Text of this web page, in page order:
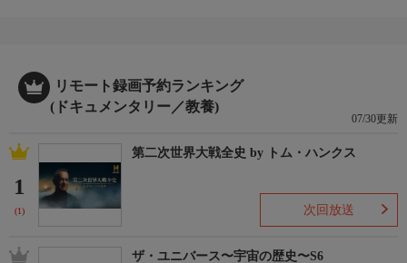
そんな時には他のドクターの力を借りる。顎が腫れた猫がやって
来るがその原因がどうしても分からない。ドクター・ニコールや
ドクター・リサも交えて診察するが、謎は解けるのか。一方脚に
痛みがあるアテネは装具を作ることになる。
リモート録画予約ランキング
(ドキュメンタリー／教養)
07/30更新
1
(1)
第二次世界大戦全史 by トム・ハンクス
次回放送
ザ・ユニバース〜宇宙の歴史〜S6